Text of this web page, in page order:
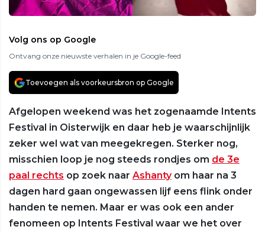
Volg ons op Google
Ontvang onze nieuwste verhalen in je Google-feed
Toevoegen als voorkeursbron op Google
Afgelopen weekend was het zogenaamde Intents
Festival in Oisterwijk en daar heb je waarschijnlijk
zeker wel wat van meegekregen. Sterker nog,
misschien loop je nog steeds rondjes om de 3e
paal rechts op zoek naar Ashantyom haar na 3
dagen hard gaan ongewassen lijf eens flink onder
handen te nemen. Maar er was ook een ander
fenomeen op Intents Festival waar we het over